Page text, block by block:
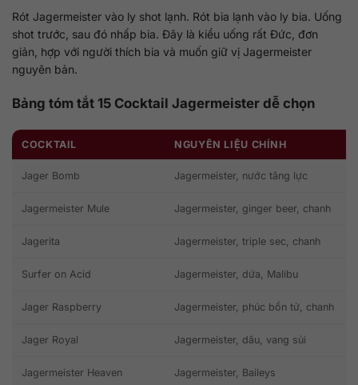
Rót Jagermeister vào ly shot lạnh. Rót bia lạnh vào ly bia. Uống
shot trước, sau đó nhấp bia. Đây là kiểu uống rất Đức, đơn
giản, hợp với người thích bia và muốn giữ vị Jagermeister
nguyên bản.
Bảng tóm tắt 15 Cocktail Jagermeister dễ chọn
COCKTAIL NGUYÊN LIỆU CHÍNH
Jager Bomb Jagermeister, nước tăng lực
Jagermeister Mule Jagermeister, ginger beer, chanh
Jagerita Jagermeister, triple sec, chanh
Surfer on Acid Jagermeister, dứa, Malibu
Jager Raspberry Jagermeister, phúc bồn tử, chanh
Jager Royal Jagermeister, dâu, vang sủi
Jagermeister Heaven Jagermeister, Baileys